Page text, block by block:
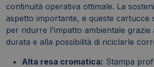
continuità operativa ottimale. La
aspetto importante, e queste cartucce
per ridurre l'impatto ambientale grazie
durata e alla possibilità di riciclarle
Alta resa cromatica: Stampa